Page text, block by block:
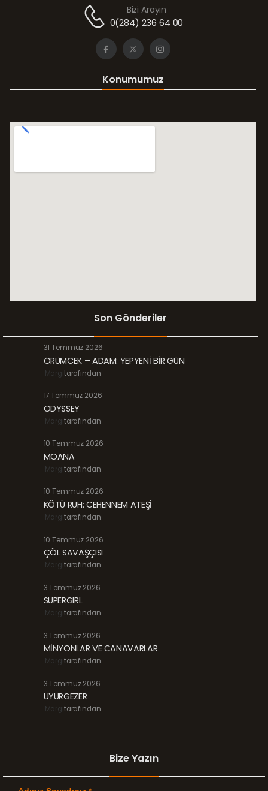
Bizi Arayın
0(284) 236 64 00
Konumumuz
Son Gönderiler
31 Temmuz 2026
ÖRÜMCEK – ADAM: YEPYENİ BİR GÜN
Margitarafından
17 Temmuz 2026
ODYSSEY
Margitarafından
10 Temmuz 2026
MOANA
Margitarafından
10 Temmuz 2026
KÖTÜ RUH: CEHENNEM ATEŞİ
Margitarafından
10 Temmuz 2026
ÇÖL SAVAŞÇISI
Margitarafından
3 Temmuz 2026
SUPERGIRL
Margitarafından
3 Temmuz 2026
MİNYONLAR VE CANAVARLAR
Margitarafından
3 Temmuz 2026
UYURGEZER
Margitarafından
Bize Yazın